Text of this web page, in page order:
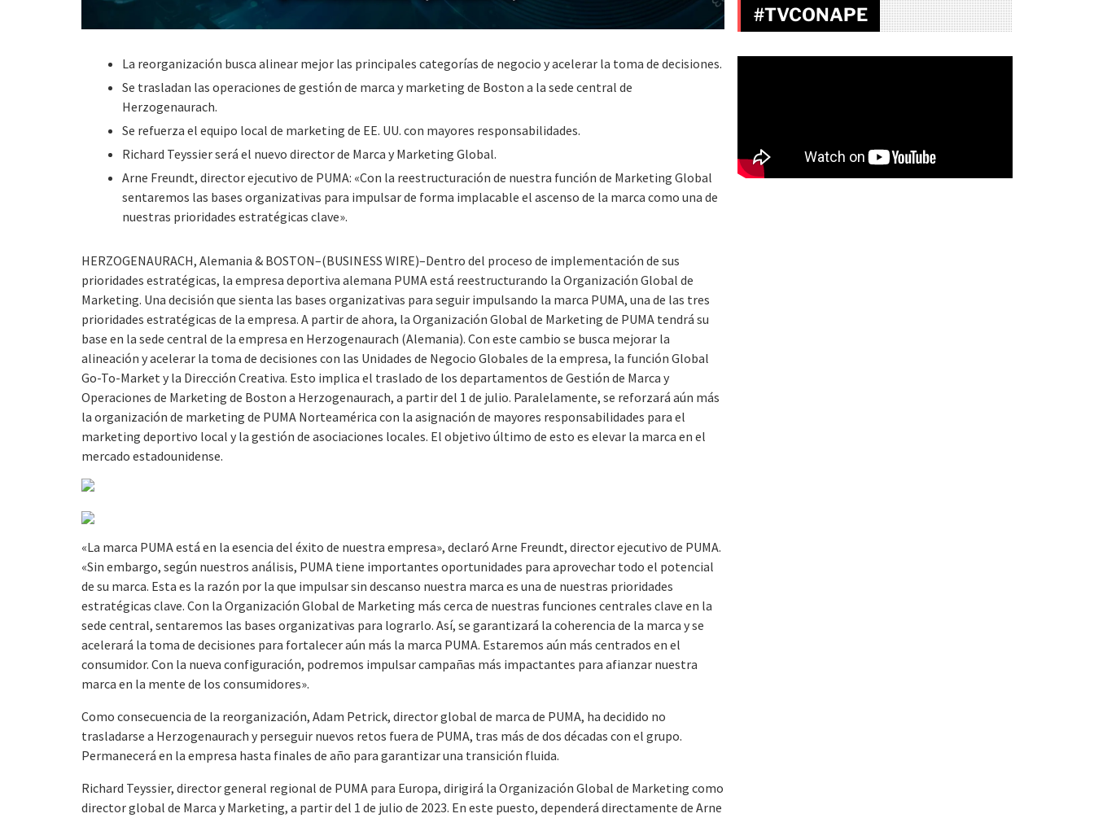
La reorganización busca alinear mejor las principales categorías de negocio y acelerar la toma de decisiones.
Se trasladan las operaciones de gestión de marca y marketing de Boston a la sede central de
Herzogenaurach.
Se refuerza el equipo local de marketing de EE. UU. con mayores responsabilidades.
Richard Teyssier será el nuevo director de Marca y Marketing Global.
Arne Freundt, director ejecutivo de PUMA: «Con la reestructuración de nuestra función de Marketing Global
sentaremos las bases organizativas para impulsar de forma implacable el ascenso de la marca como una de
nuestras prioridades estratégicas clave».
HERZOGENAURACH, Alemania & BOSTON–(BUSINESS WIRE)–Dentro del proceso de implementación de sus
prioridades estratégicas, la empresa deportiva alemana PUMA está reestructurando la Organización Global de
Marketing. Una decisión que sienta las bases organizativas para seguir impulsando la marca PUMA, una de las tres
prioridades estratégicas de la empresa. A partir de ahora, la Organización Global de Marketing de PUMA tendrá su
base en la sede central de la empresa en Herzogenaurach (Alemania). Con este cambio se busca mejorar la
alineación y acelerar la toma de decisiones con las Unidades de Negocio Globales de la empresa, la función Global
Go-To-Market y la Dirección Creativa. Esto implica el traslado de los departamentos de Gestión de Marca y
Operaciones de Marketing de Boston a Herzogenaurach, a partir del 1 de julio. Paralelamente, se reforzará aún más
la organización de marketing de PUMA Norteamérica con la asignación de mayores responsabilidades para el
marketing deportivo local y la gestión de asociaciones locales. El objetivo último de esto es elevar la marca en el
mercado estadounidense.
«La marca PUMA está en la esencia del éxito de nuestra empresa», declaró Arne Freundt, director ejecutivo de PUMA.
«Sin embargo, según nuestros análisis, PUMA tiene importantes oportunidades para aprovechar todo el potencial
de su marca. Esta es la razón por la que impulsar sin descanso nuestra marca es una de nuestras prioridades
estratégicas clave. Con la Organización Global de Marketing más cerca de nuestras funciones centrales clave en la
sede central, sentaremos las bases organizativas para lograrlo. Así, se garantizará la coherencia de la marca y se
acelerará la toma de decisiones para fortalecer aún más la marca PUMA. Estaremos aún más centrados en el
consumidor. Con la nueva configuración, podremos impulsar campañas más impactantes para afianzar nuestra
marca en la mente de los consumidores».
Como consecuencia de la reorganización, Adam Petrick, director global de marca de PUMA, ha decidido no
trasladarse a Herzogenaurach y perseguir nuevos retos fuera de PUMA, tras más de dos décadas con el grupo.
Permanecerá en la empresa hasta finales de año para garantizar una transición fluida.
Richard Teyssier, director general regional de PUMA para Europa, dirigirá la Organización Global de Marketing como
director global de Marca y Marketing, a partir del 1 de julio de 2023. En este puesto, dependerá directamente de Arne
#TVCONAPE